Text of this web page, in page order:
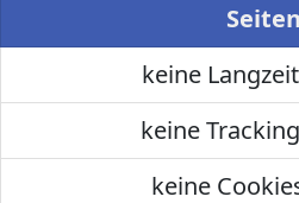
keine
keine
keine